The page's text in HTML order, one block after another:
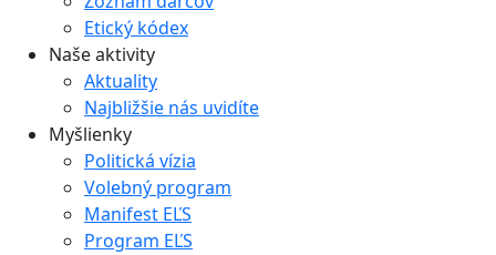
Etický kódex
Naše aktivity
Aktuality
Najbližšie nás uvidíte
Myšlienky
Politická vízia
Volebný program
Manifest EĽS
Program EĽS